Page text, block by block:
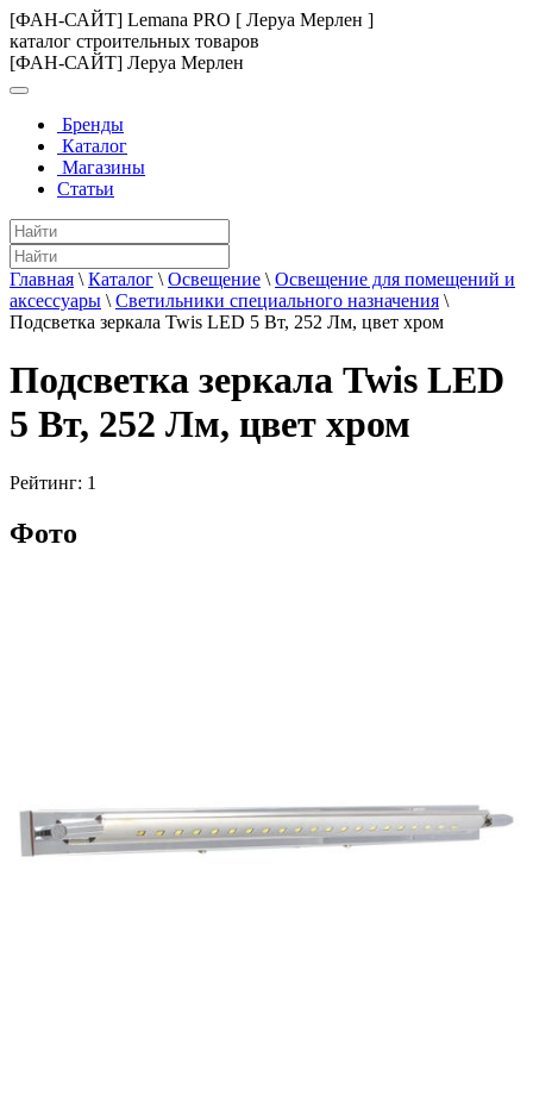
[ФАН-САЙТ] Lemana PRO [ Леруа Мерлен ]
каталог строительных товаров
[ФАН-САЙТ] Леруа Мерлен
Бренды
Каталог
Магазины
Статьи
Главная \ Каталог \ Освещение \ Освещение для помещений и
аксессуары \ Светильники специального назначения \
Подсветка зеркала Twis LED 5 Вт, 252 Лм, цвет хром
Подсветка зеркала Twis LED
5 Вт, 252 Лм, цвет хром
Рейтинг: 1
Фото